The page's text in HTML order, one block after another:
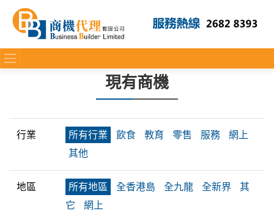
現有商機
行業 所有行業 飲食 教育 零售 服務
網上
其他
地區 所有地區 全香港島 全九龍 全新界
其
它
網上